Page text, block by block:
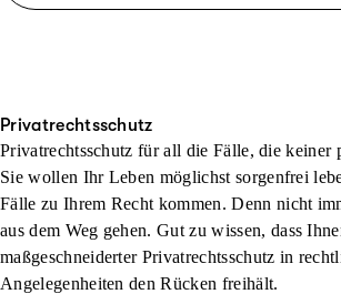
Privatrechtsschutz
Privatrechtsschutz für all die Fälle, die keiner
Sie wollen Ihr Leben möglichst sorgenfrei
Fälle zu Ihrem Recht kommen. Denn nicht
aus dem Weg gehen. Gut zu wissen, dass
maßgeschneiderter Privatrechtsschutz in
Angelegenheiten den Rücken freihält.